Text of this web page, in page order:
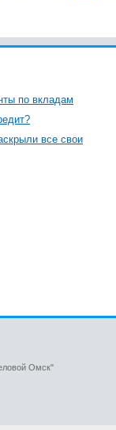
по вкладам
все свои
Омск"